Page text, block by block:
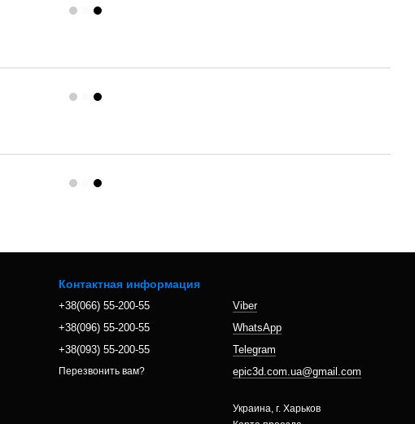
Контактная информация
+38(066) 55-200-55
+38(096) 55-200-55
+38(093) 55-200-55
Перезвонить вам?
Viber
WhatsApp
Telegram
epic3d.com.ua@gmail.com
Украина, г. Харьков